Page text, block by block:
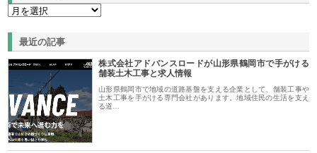
最近の記事
株式会社アドバンスロードが山形県鶴岡市で手がける
舗装土木工事と求人情報
山形県鶴岡市で地域の道路基盤を支える企業として、舗装工事や
土木工事を手がける専門会社があります。地域住民の生活を支え
る道…